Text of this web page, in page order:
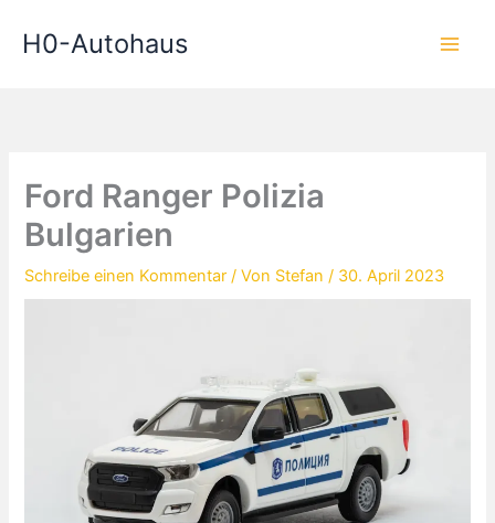
InhaltH0-Autohaus
Ford Ranger Polizia
Bulgarien
Schreibe einen Kommentar / Von Stefan/ 30. April 2023